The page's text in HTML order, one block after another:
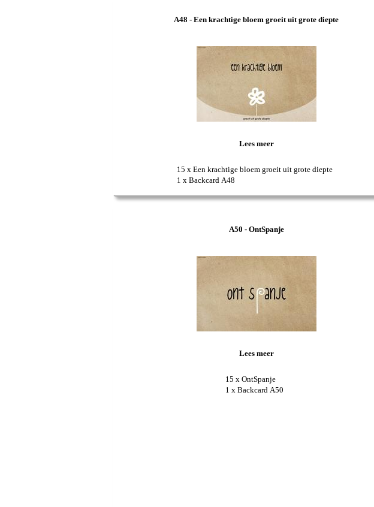
A48 - Een krachtige bloem groeit uit grote diepte
Lees meer
15 x Een krachtige bloem groeit uit grote diepte
1 x Backcard A48
A50 - OntSpanje
Lees meer
15 x OntSpanje
1 x Backcard A50